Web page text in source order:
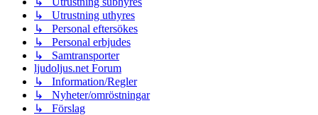
↳ Utrustning uthyres
↳ Personal eftersökes
↳ Personal erbjudes
↳ Samtransporter
ljudoljus.net Forum
↳ Information/Regler
↳ Nyheter/omröstningar
↳ Förslag